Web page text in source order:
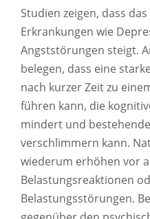
Studien zeigen, dass
Erkrankungen wie
Angststörungen steigt.
belegen, dass eine
nach kurzer Zeit zu
führen kann, die
mindert und
verschlimmern kann.
wiederum erhöhen vor
Belastungsreaktionen
Belastungsstörungen.